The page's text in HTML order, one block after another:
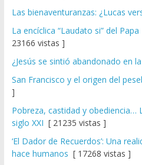
Las bienaventuranzas: ¿Lucas
La encíclica “Laudato si” del
23166 vistas ]
¿Jesús se sintió abandonado en
San Francisco y el origen del
]
Pobreza, castidad y obediencia…
siglo XXI [ 21235 vistas ]
‘El Dador de Recuerdos’: Una
hace humanos [ 17268 vistas ]